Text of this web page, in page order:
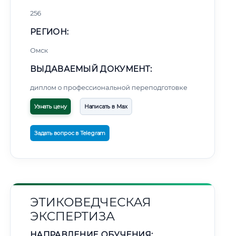
256
РЕГИОН:
Омск
ВЫДАВАЕМЫЙ ДОКУМЕНТ:
диплом о профессиональной переподготовке
Узнать цену Написать в Max
Задать вопрос в Telegram
ЭТИКОВЕДЧЕСКАЯ
ЭКСПЕРТИЗА